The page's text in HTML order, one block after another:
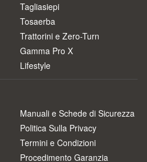
Tagliasiepi
Tosaerba
Trattorini e Zero-Turn
Gamma Pro X
Lifestyle
Manuali e Schede di Sicurezza
Politica Sulla Privacy
Termini e Condizioni
Procedimento Garanzia